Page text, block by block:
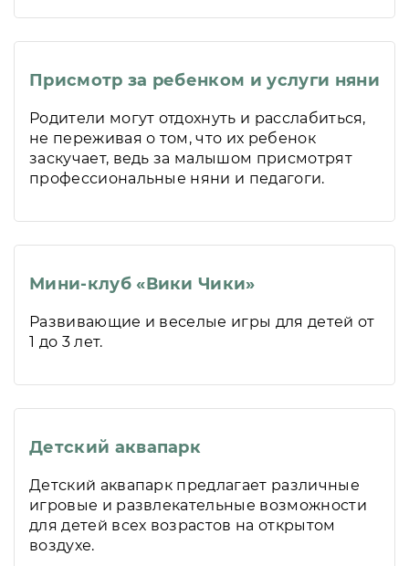
Присмотр за ребенком и услуги няни
Родители могут отдохнуть и расслабиться,
не переживая о том, что их ребенок
заскучает, ведь за малышом присмотрят
профессиональные няни и педагоги.
Мини-клуб «Вики Чики»
Развивающие и веселые игры для детей от
1 до 3 лет.
Детский аквапарк
Детский аквапарк предлагает различные
игровые и развлекательные возможности
для детей всех возрастов на открытом
воздухе.